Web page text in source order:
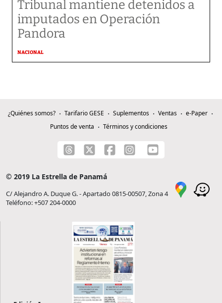
Tribunal mantiene detenidos a
imputados en Operación
Pandora
NACIONAL
¿Quiénes somos? Tarifario GESE Suplementos Ventas
e-Paper
Puntos de venta
Términos y condiciones
© 2019 La Estrella de Panamá
C/ Alejandro A. Duque G. - Apartado 0815-00507, Zona 4
Teléfono: +507 204-0000